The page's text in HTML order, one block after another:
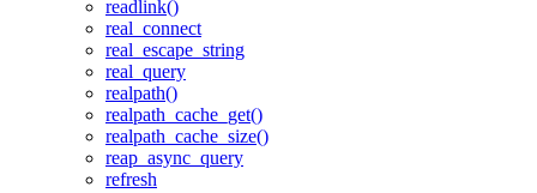
readlink()
real_connect
real_escape_string
real_query
realpath()
realpath_cache_get()
realpath_cache_size()
reap_async_query
refresh